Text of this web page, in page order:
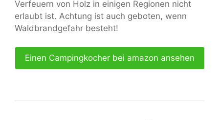
Verfeuern von Holz in einigen Regionen nicht
erlaubt ist. Achtung ist auch geboten, wenn
Waldbrandgefahr besteht!
Einen Campingkocher bei amazon ansehen